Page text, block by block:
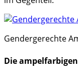
Gendergerechte
Die